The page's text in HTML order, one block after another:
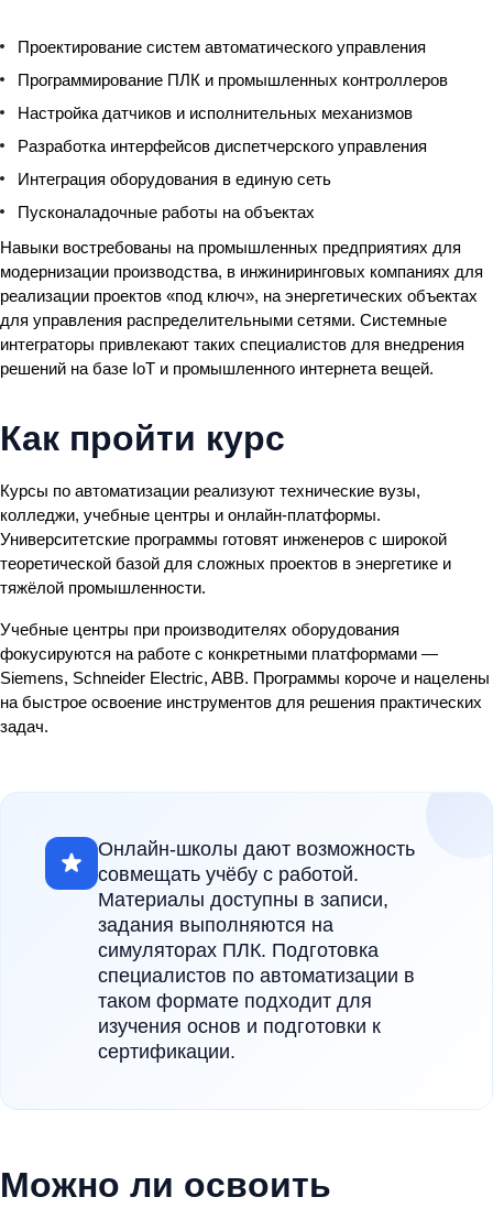
Проектирование систем автоматического управления
Программирование ПЛК и промышленных контроллеров
Настройка датчиков и исполнительных механизмов
Разработка интерфейсов диспетчерского управления
Интеграция оборудования в единую сеть
Пусконаладочные работы на объектах
Навыки востребованы на промышленных предприятиях для
модернизации производства, в инжиниринговых компаниях для
реализации проектов «под ключ», на энергетических объектах
для управления распределительными сетями. Системные
интеграторы привлекают таких специалистов для внедрения
решений на базе IoT и промышленного интернета вещей.
Как пройти курс
Курсы по автоматизации реализуют технические вузы,
колледжи, учебные центры и онлайн-платформы.
Университетские программы готовят инженеров с широкой
теоретической базой для сложных проектов в энергетике и
тяжёлой промышленности.
Учебные центры при производителях оборудования
фокусируются на работе с конкретными платформами —
Siemens, Schneider Electric, ABB. Программы короче и нацелены
на быстрое освоение инструментов для решения практических
задач.
Онлайн-школы дают возможность
совмещать учёбу с работой.
Материалы доступны в записи,
задания выполняются на
симуляторах ПЛК. Подготовка
специалистов по автоматизации в
таком формате подходит для
изучения основ и подготовки к
сертификации.
Можно ли освоить